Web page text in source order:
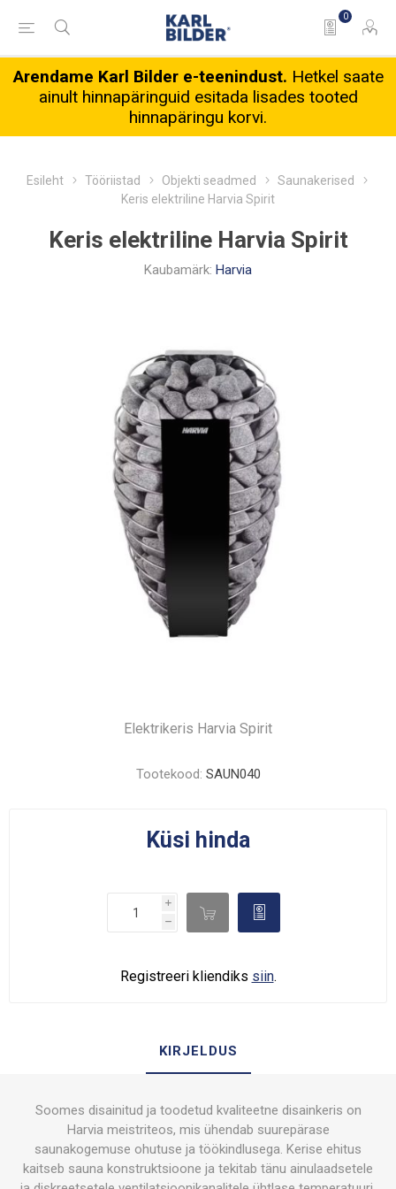
0
Arendame Karl Bilder e-teenindust. Hetkel saate
ainult hinnapäringuid esitada lisades tooted
hinnapäringu korvi.
Esileht Tööriistad Objekti seadmed
Saunakerised
Keris elektriline Harvia Spirit
Keris elektriline Harvia Spirit
Kaubamärk: Harvia
Elektrikeris Harvia Spirit
Tootekood: SAUN040
Küsi hinda
i
h
d 
Registreeri kliendiks siin.
KIRJELDUS
Soomes disainitud ja toodetud kvaliteetne disainkeris on
Harvia meistriteos, mis ühendab suurepärase
saunakogemuse ohutuse ja töökindlusega. Kerise ehitus
kaitseb sauna konstruktsioone ja tekitab tänu ainulaadsetele